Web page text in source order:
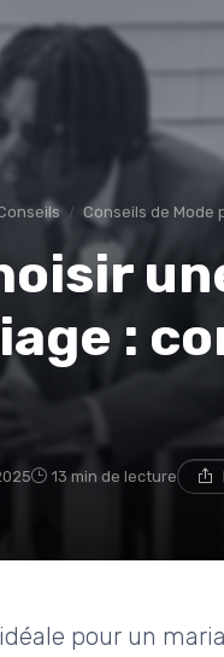
Conseils de Mode
:
13 min de lecture
pour un